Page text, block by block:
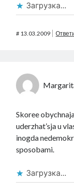
Загрузка...
# 13.03.2009
Skoree
uderzhat’sja u
inogda
sposobami.
Загрузка...